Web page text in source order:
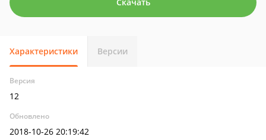
Характеристики Версии
Версия
12
Обновлено
2018-10-26 20:19:42